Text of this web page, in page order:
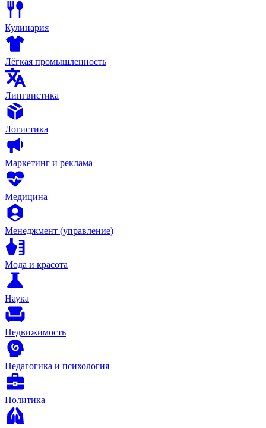
Кулинария
Лёгкая промышленность
Лингвистика
Логистика
Маркетинг и реклама
Медицина
Менеджмент (управление)
Мода и красота
Наука
Недвижимость
Педагогика и психология
Политика